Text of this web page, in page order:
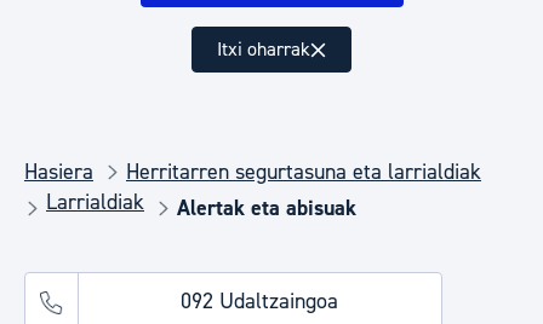
Itxi oharrak
Hasiera
Herritarren segurtasuna eta larrialdiak
Larrialdiak
Alertak eta abisuak
092 Udaltzaingoa